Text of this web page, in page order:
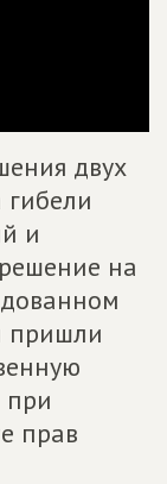
двух
гибели
и
на
пришли
прав